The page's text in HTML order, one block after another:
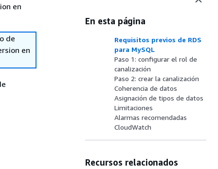
en
de
en
En esta página
Requisitos previos de RDS
para MySQL
Paso 1: configurar el rol de
canalización
Paso 2: crear la canalización
Coherencia de datos
Asignación de tipos de datos
Limitaciones
Alarmas recomendadas
CloudWatch
Recursos relacionados